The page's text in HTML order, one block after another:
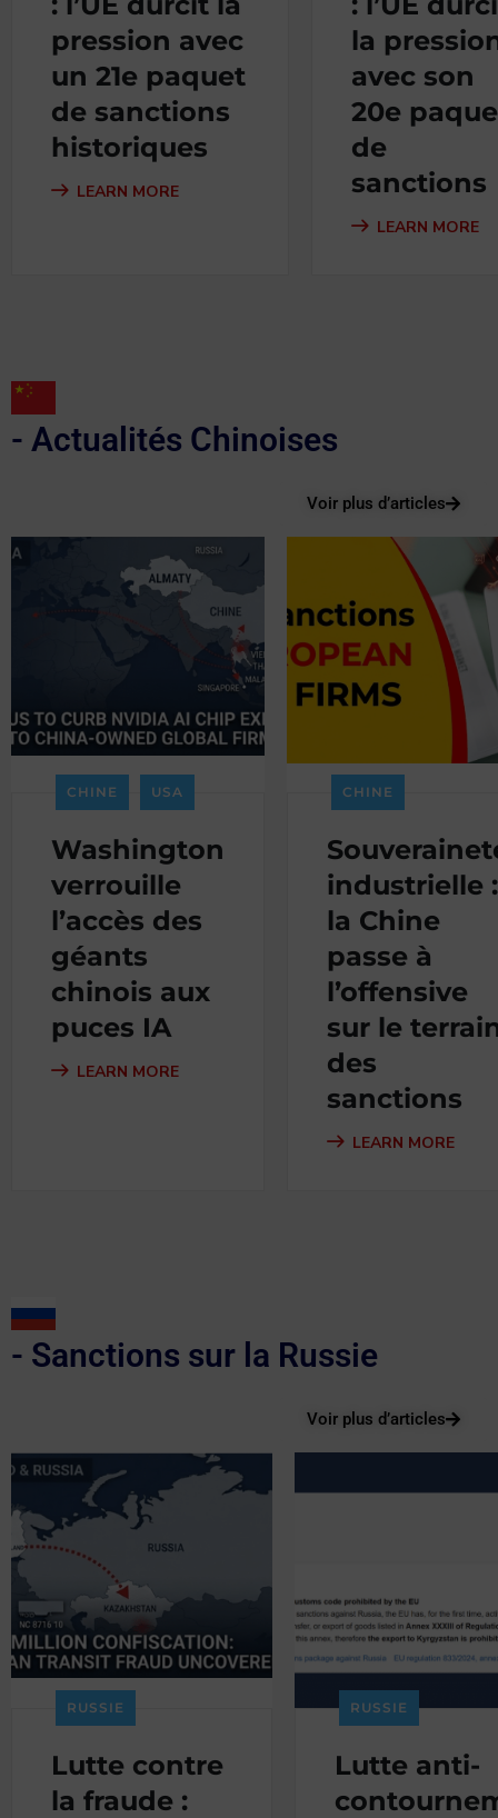
pression avec
un 21e paquet
de sanctions
historiques
LEARN MORE
la
avec son
20e
de
sanctions
LEARN MORE
- Actualités Chinoises
Voir plus d’articles
CHINE USA
Washington
verrouille
l’accès des
géants
chinois aux
puces IA
LEARN MORE
CHINE
industrielle :
la Chine
passe à
l’offensive
sur le
des
sanctions
LEARN MORE
- Sanctions sur la Russie
Voir plus d’articles
RUSSIE
Lutte contre
la fraude :
RUSSIE
Lutte anti-